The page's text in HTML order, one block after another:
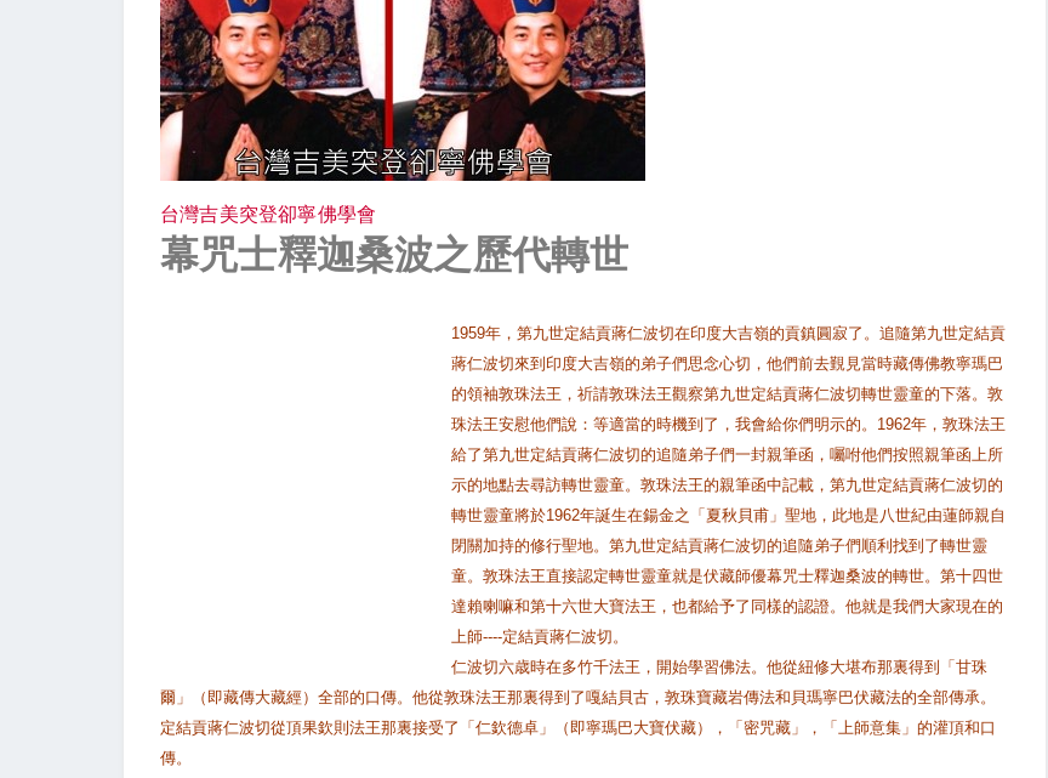
台灣吉美突登卻寧佛學會
幕咒士釋迦桑波之歷代轉世
1959年，第九世定結貢蔣仁波切在印度大吉嶺的貢鎮圓寂了。追隨第九世定結貢
蔣仁波切來到印度大吉嶺的弟子們思念心切，他們前去覲見當時藏傳佛教寧瑪巴
的領袖敦珠法王，祈請敦珠法王觀察第九世定結貢蔣仁波切轉世靈童的下落。敦
珠法王安慰他們說：等適當的時機到了，我會給你們明示的。1962年，敦珠法王
給了第九世定結貢蔣仁波切的追隨弟子們一封親筆函，囑咐他們按照親筆函上所
示的地點去尋訪轉世靈童。敦珠法王的親筆函中記載，第九世定結貢蔣仁波切的
轉世靈童將於1962年誕生在鍚金之「夏秋貝甫」聖地，此地是八世紀由蓮師親自
閉關加持的修行聖地。第九世定結貢蔣仁波切的追隨弟子們順利找到了轉世靈
童。敦珠法王直接認定轉世靈童就是伏藏師優幕咒士釋迦桑波的轉世。第十四世
達賴喇嘛和第十六世大寶法王，也都給予了同樣的認證。他就是我們大家現在的
上師----定結貢蔣仁波切。
仁波切六歳時在多竹千法王，開始學習佛法。他從紐修大堪布那裏得到「甘珠
爾」（即藏傳大藏經）全部的口傳。他從敦珠法王那裏得到了嘎結貝古，敦珠寶藏岩傳法和貝瑪寧巴伏藏法的全部傳承。
定結貢蔣仁波切從頂果欽則法王那裏接受了「仁欽德卓」（即寧瑪巴大寶伏藏），「密咒藏」，「上師意集」的灌頂和口
傳。